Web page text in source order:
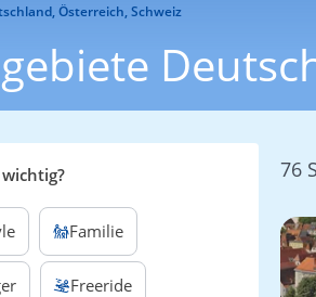
Österreich, Schweiz
Familie
Freeride
76